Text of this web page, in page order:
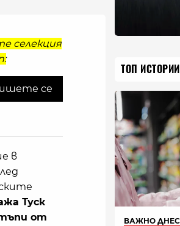
селекция
в
Туск
от
ТОП ИСТОРИИ
ВАЖНО ДНЕС